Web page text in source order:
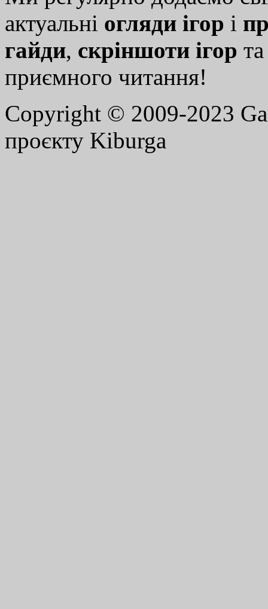
актуальні огляди ігор і
гайди, скріншоти ігор
приємного читання!
Copyright © 2009-2023
проєкту Kiburga